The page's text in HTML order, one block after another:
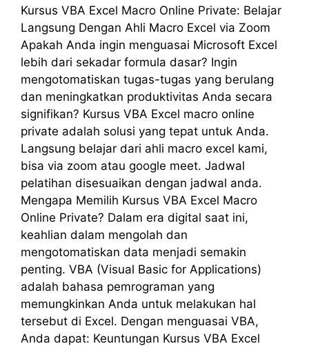
Kursus VBA Excel Macro Online Private: Belajar
Langsung Dengan Ahli Macro Excel via Zoom
Apakah Anda ingin menguasai Microsoft Excel
lebih dari sekadar formula dasar? Ingin
mengotomatiskan tugas-tugas yang berulang
dan meningkatkan produktivitas Anda secara
signifikan? Kursus VBA Excel macro online
private adalah solusi yang tepat untuk Anda.
Langsung belajar dari ahli macro excel kami,
bisa via zoom atau google meet. Jadwal
pelatihan disesuaikan dengan jadwal anda.
Mengapa Memilih Kursus VBA Excel Macro
Online Private? Dalam era digital saat ini,
keahlian dalam mengolah dan
mengotomatiskan data menjadi semakin
penting. VBA (Visual Basic for Applications)
adalah bahasa pemrograman yang
memungkinkan Anda untuk melakukan hal
tersebut di Excel. Dengan menguasai VBA,
Anda dapat: Keuntungan Kursus VBA Excel